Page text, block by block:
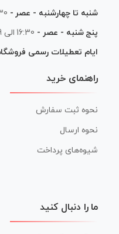
شنبه تا چهارشنبه - عصر -
پنج شنبه - عصر - 16:30 الی 19
ایام تعطیلات رسمی
راهنمای خرید
نحوه ثبت سفارش
نحوه ارسال
شیوه‌های پرداخت
ما را دنبال کنید